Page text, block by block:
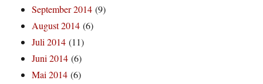
September 2014 (9)
August 2014 (6)
Juli 2014 (11)
Juni 2014 (6)
Mai 2014 (6)